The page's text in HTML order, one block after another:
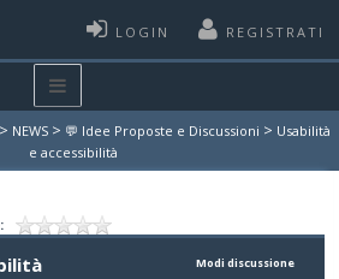
LOGIN REGISTRATI
> NEWS > 💬 Idee Proposte e Discussioni > Usabilità
e accessibilità
Modi discussione